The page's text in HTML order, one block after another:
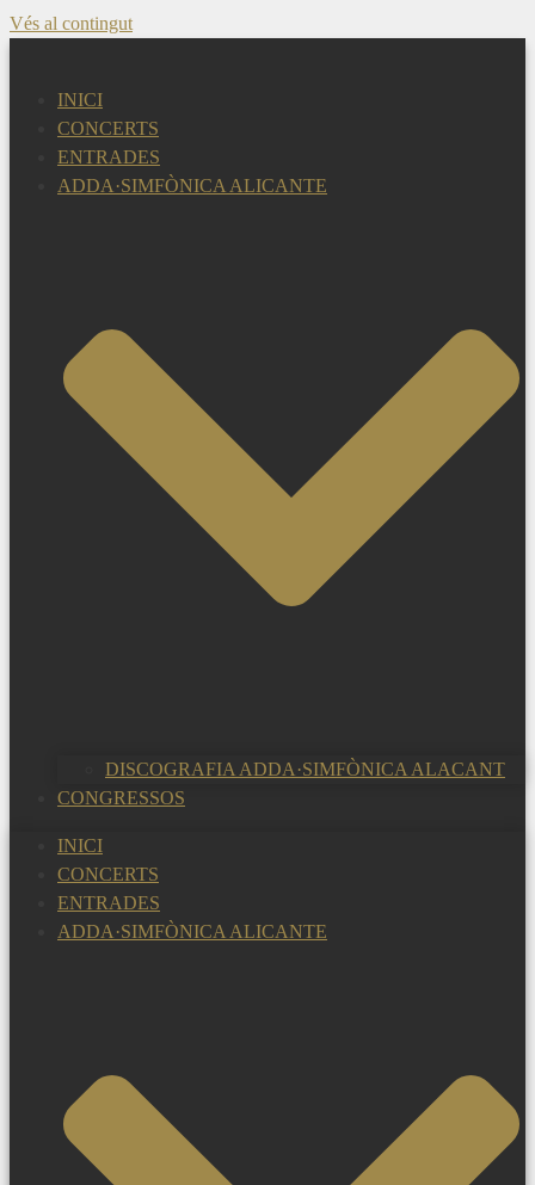
Vés al contingut
INICI
CONCERTS
ENTRADES
ADDA·SIMFÒNICA ALICANTE
DISCOGRAFIA ADDA·SIMFÒNICA ALACANT
CONGRESSOS
INICI
CONCERTS
ENTRADES
ADDA·SIMFÒNICA ALICANTE